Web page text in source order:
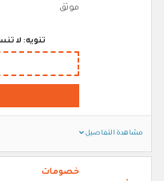
موثق
تنويه: لا
مشاهدة التفاصيل
خصومات